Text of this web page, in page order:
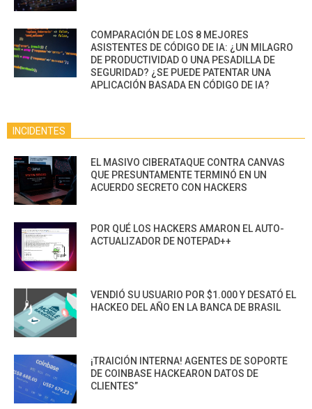
COMPARACIÓN DE LOS 8 MEJORES
ASISTENTES DE CÓDIGO DE IA: ¿UN MILAGRO
DE PRODUCTIVIDAD O UNA PESADILLA DE
SEGURIDAD? ¿SE PUEDE PATENTAR UNA
APLICACIÓN BASADA EN CÓDIGO DE IA?
INCIDENTES
EL MASIVO CIBERATAQUE CONTRA CANVAS
QUE PRESUNTAMENTE TERMINÓ EN UN
ACUERDO SECRETO CON HACKERS
POR QUÉ LOS HACKERS AMARON EL AUTO-
ACTUALIZADOR DE NOTEPAD++
VENDIÓ SU USUARIO POR $1.000 Y DESATÓ EL
HACKEO DEL AÑO EN LA BANCA DE BRASIL
¡TRAICIÓN INTERNA! AGENTES DE SOPORTE
DE COINBASE HACKEARON DATOS DE
CLIENTES”